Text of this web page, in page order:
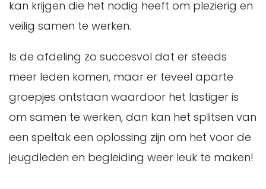
kan krijgen die het nodig heeft om plezierig en
veilig samen te werken.
Is de afdeling zo succesvol dat er steeds
meer leden komen, maar er teveel aparte
groepjes ontstaan waardoor het lastiger is
om samen te werken, dan kan het splitsen van
een speltak een oplossing zijn om het voor de
jeugdleden en begleiding weer leuk te maken!